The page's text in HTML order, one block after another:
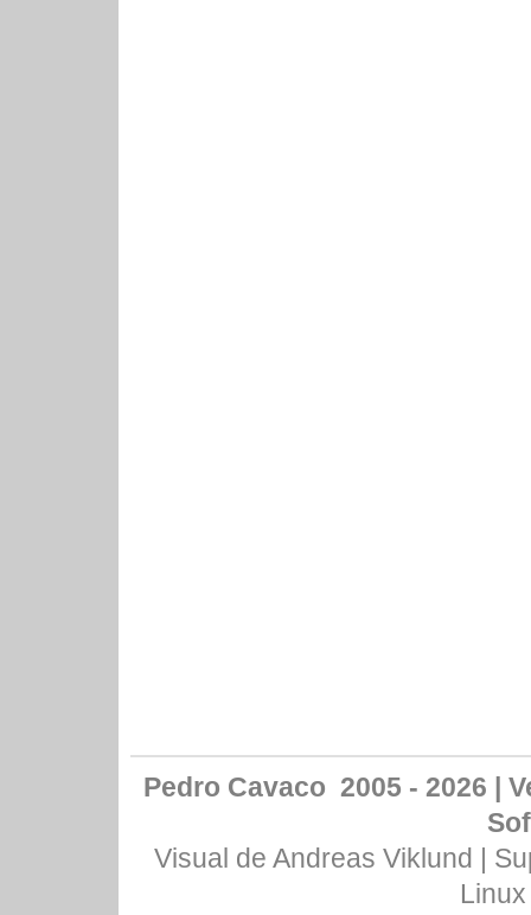
Pedro Cavaco 2005 - 2026 |
Visual de Andreas Viklund |
Linux